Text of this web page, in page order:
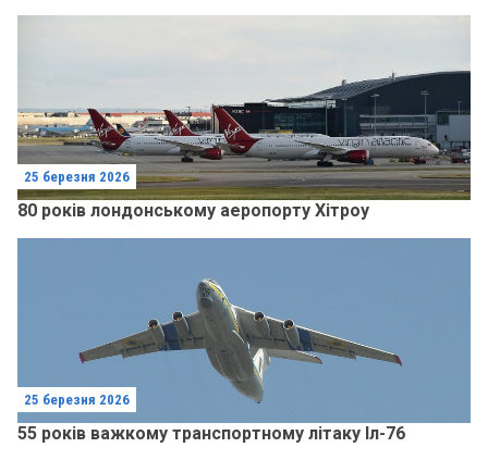
25 березня 2026
80 років лондонському аеропорту Хітроу
25 березня 2026
55 років важкому транспортному літаку Іл-76